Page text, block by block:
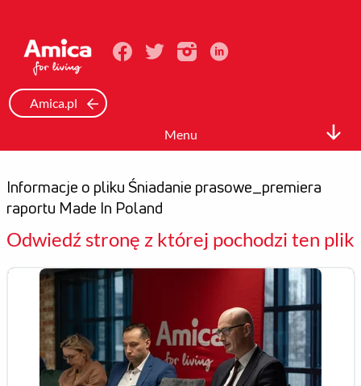
Amica.pl
Menu
Informacje Prasowe
Zdjęcia
Wideo
Kontakt
Informacje o pliku Śniadanie prasowe_premiera
raportu Made In Poland
Odwiedź stronę z której pochodzi ten plik